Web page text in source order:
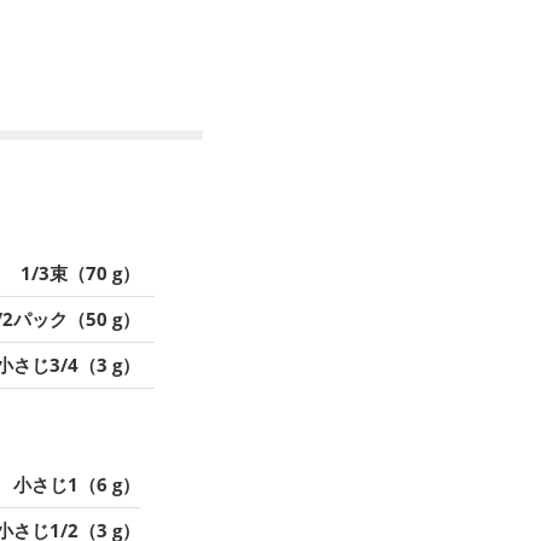
1/3束（70 g）
パック（50 g）
さじ3/4（3 g）
小さじ1（6 g）
さじ1/2（3 g）